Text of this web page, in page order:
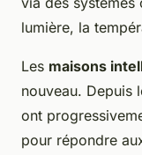
lumière, la
Les maisons
nouveau. Depuis
ont
pour répondre